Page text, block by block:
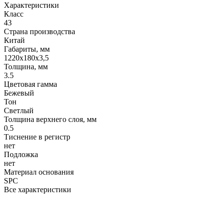
Характеристики
Класс
43
Страна производства
Китай
Габариты, мм
1220x180x3,5
Толщина, мм
3.5
Цветовая гамма
Бежевый
Тон
Светлый
Толщина верхнего слоя, мм
0.5
Тиснение в регистр
нет
Подложка
нет
Материал основания
SPC
Все характеристики